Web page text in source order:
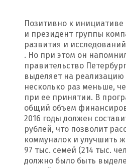
Позитивно к инициативе
и президент группы
развития и
. Но при этом он
правительство
выделяет на
несколько раз меньше,
при ее принятии. В
общий объем
2016 годы должен
рублей, что позволит
коммуналок и улучшить
97 тыс. семей (214 тыс.
должно было быть